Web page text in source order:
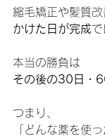
縮毛矯正や髪質改
かけた日が完成で
本当の勝負は
その後の30日・
つまり、
「どんな薬を使